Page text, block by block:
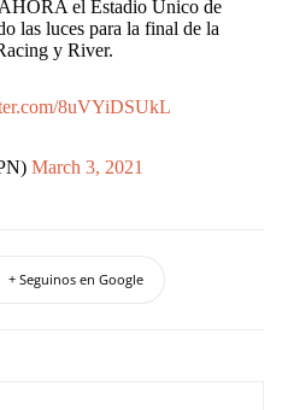
el Estadio Único de
las luces para la final de la
y River.
8uVYiDSUkL
March 3, 2021
+ Seguinos en Google